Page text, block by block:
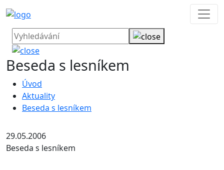
Beseda s lesníkem
Úvod
Aktuality
Beseda s lesníkem
29.05.2006
Beseda s lesníkem